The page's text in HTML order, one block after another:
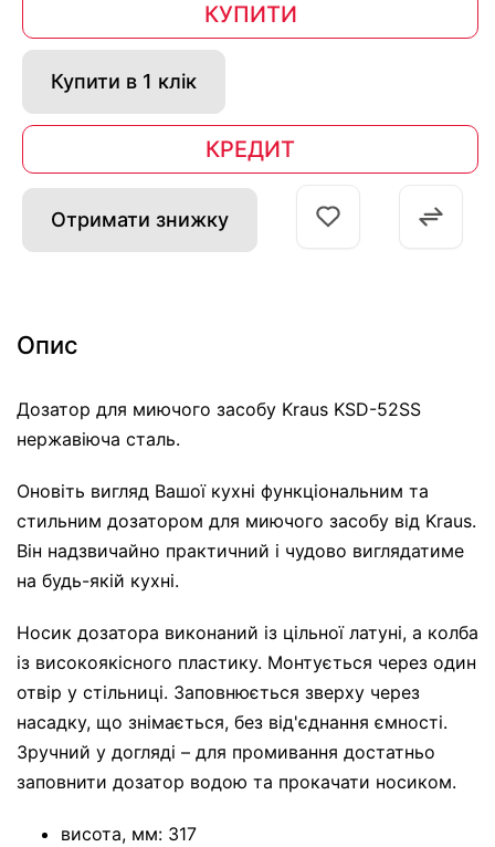
КУПИТИ
Купити в 1 клік
КРЕДИТ
Отримати знижку
Опис
Дозатор для миючого засобу Kraus KSD-52SS
нержавіюча сталь.
Оновіть вигляд Вашої кухні функціональним та
стильним дозатором для миючого засобу від Kraus.
Він надзвичайно практичний і чудово виглядатиме
на будь-якій кухні.
Носик дозатора виконаний із цільної латуні, а колба
із високоякісного пластику. Монтується через один
отвір у стільниці. Заповнюється зверху через
насадку, що знімається, без від'єднання ємності.
Зручний у догляді – для промивання достатньо
заповнити дозатор водою та прокачати носиком.
висота, мм: 317